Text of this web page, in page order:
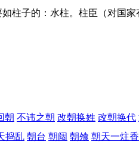
如柱子的：水柱。柱臣（对国
朝 不讳之朝 改朝换姓 改朝换代
捣乱 朝台 朝闼 朝飧 朝天一炷香